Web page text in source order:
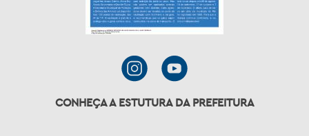
CONHEÇA A ESTUTURA DA PREFEITURA